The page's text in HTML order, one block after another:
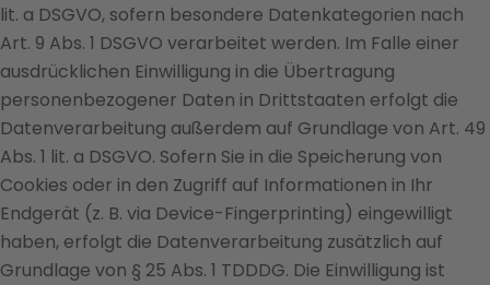
lit. a DSGVO, sofern besondere Datenkategorien nach
Art. 9 Abs. 1 DSGVO verarbeitet werden. Im Falle einer
ausdrücklichen Einwilligung in die Übertragung
personenbezogener Daten in Drittstaaten erfolgt die
Datenverarbeitung außerdem auf Grundlage von Art. 49
Abs. 1 lit. a DSGVO. Sofern Sie in die Speicherung von
Cookies oder in den Zugriff auf Informationen in Ihr
Endgerät (z. B. via Device-Fingerprinting) eingewilligt
haben, erfolgt die Datenverarbeitung zusätzlich auf
Grundlage von § 25 Abs. 1 TDDDG. Die Einwilligung ist